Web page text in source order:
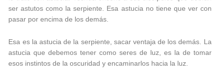
ser astutos como la serpiente. Esa astucia no tiene que ver con
pasar por encima de los demás.
Esa es la astucia de la serpiente, sacar ventaja de los demás. La
astucia que debemos tener como seres de luz, es la de tomar
esos instintos de la oscuridad y encaminarlos hacia la luz.